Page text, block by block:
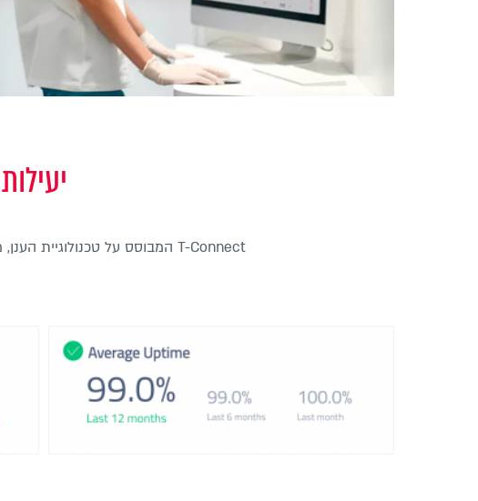
T-Connect המבוסס על טכנולוגיית הענן, מאפשר ניטור ובקרה של מכשירי החיטוי והסטריליזציה במרפאה, באופן פעיל ובזמן אמת